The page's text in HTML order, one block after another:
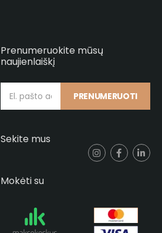
Prenumeruokite mūsų
naujienlaiškį
PRENUMERUOTI
Sekite mus
Mokėti su